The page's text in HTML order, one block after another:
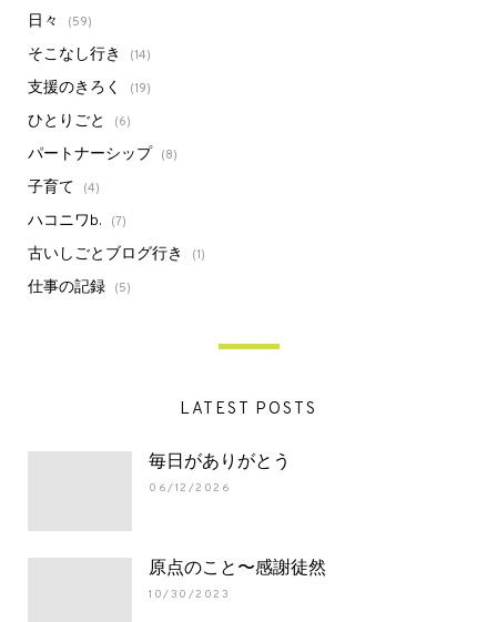
日々 (59)
そこなし行き (14)
支援のきろく (19)
ひとりごと (6)
パートナーシップ (8)
子育て (4)
ハコニワb. (7)
古いしごとブログ行き (1)
仕事の記録 (5)
LATEST POSTS
毎日がありがとう
06/12/2026
原点のこと〜感謝徒然
10/30/2023